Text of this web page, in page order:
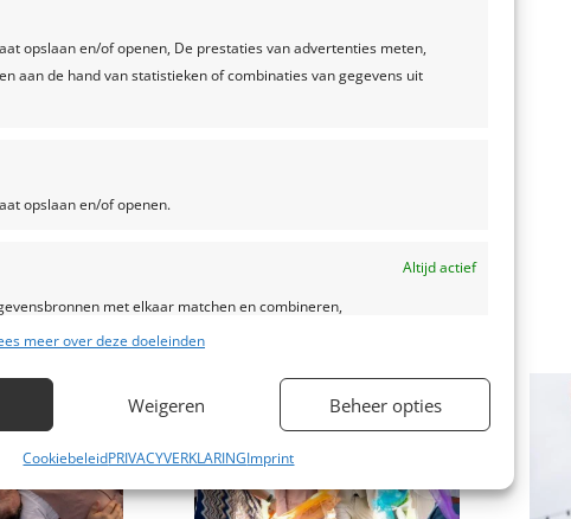
opslaan en/of openen, De prestaties van advertenties meten,
aan de hand van statistieken of combinaties van gegevens uit
opslaan en/of openen.
Altijd actief
met elkaar matchen en combineren,
Apparaten identificeren op basis van automatisch
fraude voorkomen en detecteren en
en content leveren en tonen.
Altijd actief
meer over deze doeleinden
Weigeren Beheer opties
CookiebeleidPRIVACYVERKLARINGImprint